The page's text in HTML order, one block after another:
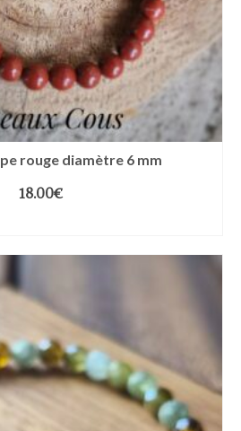
rouge diamètre 6 mm
18.00€